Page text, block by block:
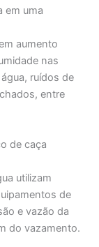
em uma
aumento
nas
ruídos de
entre
de caça
utilizam
de
e vazão da
do vazamento.